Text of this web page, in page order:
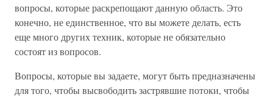
вопросы, которые раскрепощают данную область. Это
конечно, не единственное, что вы можете делать, есть
еще много других техник, которые не обязательно
состоят из вопросов.
Вопросы, которые вы задаете, могут быть предназначены
для того, чтобы высвободить застрявшие потоки, чтобы